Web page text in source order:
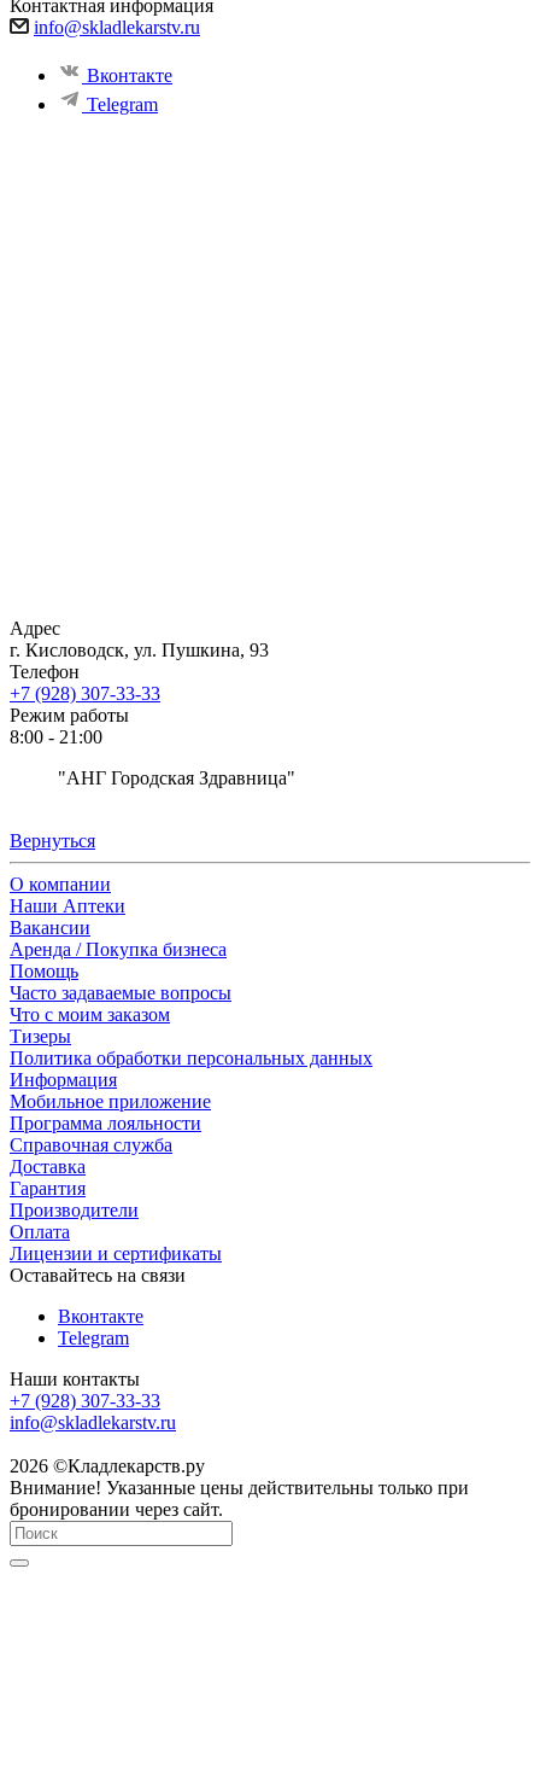
Контактная информация
info@skladlekarstv.ru
Вконтакте
Telegram
Адрес
г. Кисловодск, ул. Пушкина, 93
Телефон
+7 (928) 307-33-33
Режим работы
8:00 - 21:00
"АНГ Городская Здравница"
Вернуться
О компании
Наши Аптеки
Вакансии
Аренда / Покупка бизнеса
Помощь
Часто задаваемые вопросы
Что с моим заказом
Тизеры
Политика обработки персональных данных
Информация
Мобильное приложение
Программа лояльности
Справочная служба
Доставка
Гарантия
Производители
Оплата
Лицензии и сертификаты
Оставайтесь на связи
Вконтакте
Telegram
Наши контакты
+7 (928) 307-33-33
info@skladlekarstv.ru
2026 ©Кладлекарств.ру
Внимание! Указанные цены действительны только при
бронировании через сайт.